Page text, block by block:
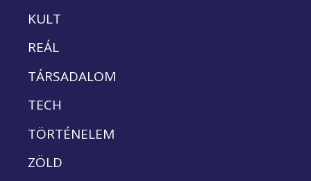
KULT
REÁL
TÁRSADALOM
TECH
TÖRTÉNELEM
ZÖLD